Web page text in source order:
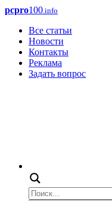
pcpro100.info
Все статьи
Новости
Контакты
Реклама
Задать вопрос